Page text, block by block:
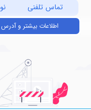
تماس تلفنی نوبت دهی
اطلاعات بیشتر و آدرس